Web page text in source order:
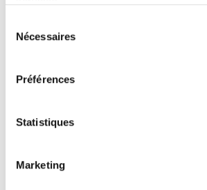
Nécessaires
Préférences
Statistiques
Marketing